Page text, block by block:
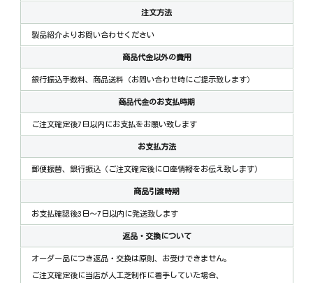
注文方法
製品紹介よりお問い合わせください
商品代金以外の費用
銀行振込手数料、商品送料（お問い合わせ時にご提示致します）
商品代金のお支払時期
ご注文確定後7日以内にお支払をお願い致します
お支払方法
郵便振替、銀行振込（ご注文確定後に口座情報をお伝え致します）
商品引渡時期
お支払確認後3日～7日以内に発送致します
返品・交換について
オーダー品につき返品・交換は原則、お受けできません。
ご注文確定後に当店が人工芝制作に着手していた場合、